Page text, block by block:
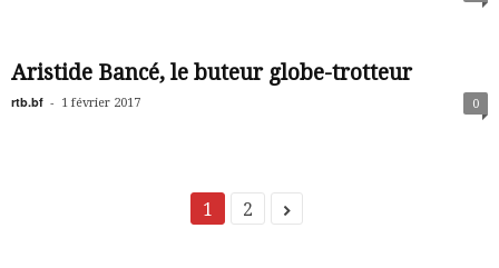
Aristide Bancé, le buteur globe-trotteur
rtb.bf - 1 février 2017 0
1 2